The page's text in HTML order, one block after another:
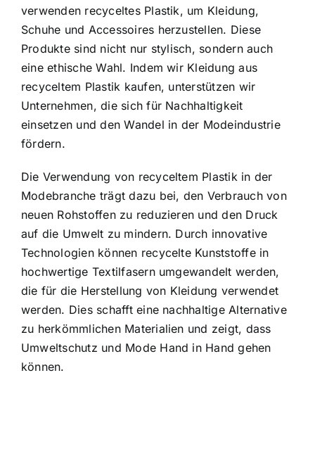
verwenden recyceltes Plastik, um Kleidung,
Schuhe und Accessoires herzustellen. Diese
Produkte sind nicht nur stylisch, sondern auch
eine ethische Wahl. Indem wir Kleidung aus
recyceltem Plastik kaufen, unterstützen wir
Unternehmen, die sich für Nachhaltigkeit
einsetzen und den Wandel in der Modeindustrie
fördern.
Die Verwendung von recyceltem Plastik in der
Modebranche trägt dazu bei, den Verbrauch von
neuen Rohstoffen zu reduzieren und den Druck
auf die Umwelt zu mindern. Durch innovative
Technologien können recycelte Kunststoffe in
hochwertige Textilfasern umgewandelt werden,
die für die Herstellung von Kleidung verwendet
werden. Dies schafft eine nachhaltige Alternative
zu herkömmlichen Materialien und zeigt, dass
Umweltschutz und Mode Hand in Hand gehen
können.